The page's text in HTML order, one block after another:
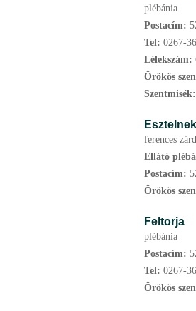
plébánia
Postacím:
Tel: 0267-
Lélekszám:
Örökös
Szentmisék:
ferences
Ellátó
Postacím:
Örökös
Feltorja
plébánia
Postacím:
Tel: 0267-
Örökös